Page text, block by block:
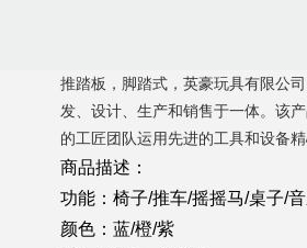
推踏板，脚踏式，英豪玩具有限公
发、设计、生产和销售于一体。该
的工匠团队运用先进的工具和设备精
商品描述：
功能：椅子/推车/摇摇马/桌子/
颜色：蓝/橙/紫